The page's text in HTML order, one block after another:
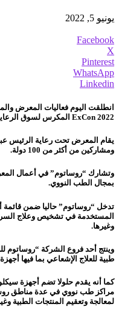
يونيو 5, 2022
Facebook
X
Pinterest
WhatsApp
Linkedin
ExCon 2022 المكرس لسوق الرعاية الصحية والصيدلة.
يقام المعرض تحت رعاية الرئيس
ومشاركين من أكثر من 100 دولة.
وتشارك “روساتوم” في أعمال
بمجال الطب النووي.
تدخل “روساتوم” حاليا ضمن قائمة
المستخدمة في تشخيص وعلاج
وغيرها.
طبية للعلاج الإشعاعي بما فيها
كما أنه يقدم حلولا تضم أجهزة
مراكز طب نووي في عدة مناطق
لمعالجة وتعقيم المنتجات الطبية